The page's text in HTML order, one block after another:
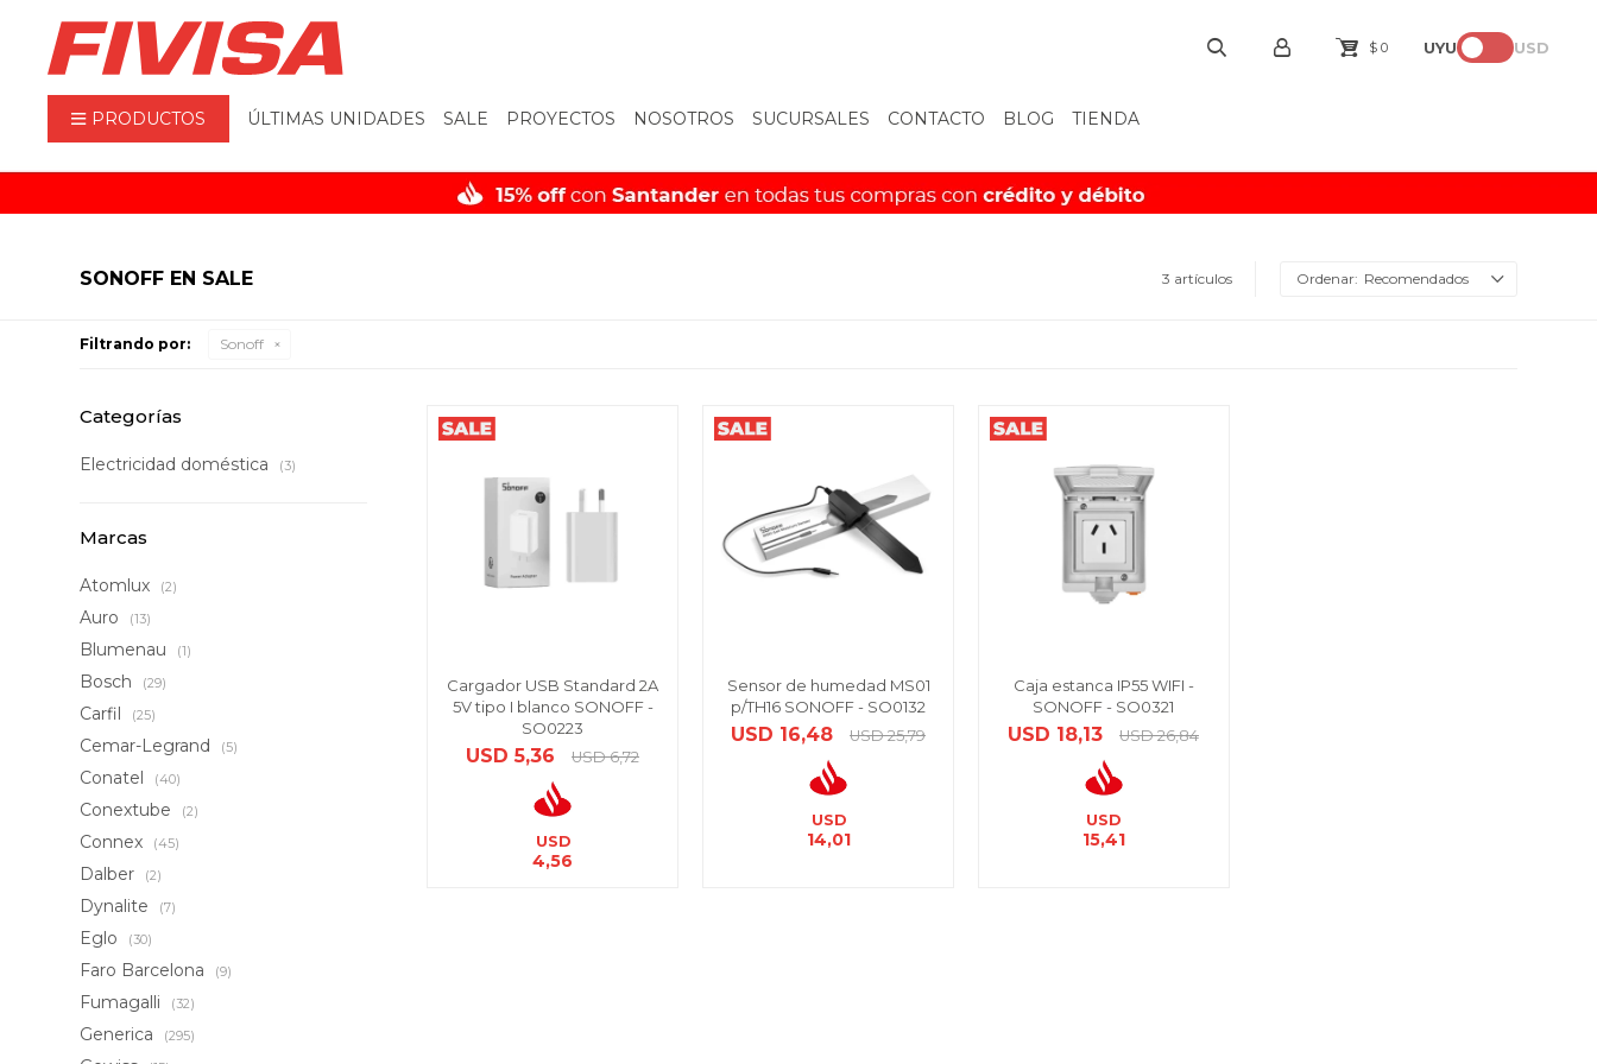
PRODUCTOS ÚLTIMAS UNIDADES SALE PROYECTOS NOSOTROS SUCURSALES CONTACTO BLOG TIENDA
$ 0 UYU USD
SONOFF EN SALE 3 artículos Recomendados
Filtrando por: Sonoff
Cargador USB Standard 2A
5V tipo I blanco SONOFF -
SO0223
USD 5,36 USD 6,72
USD
4,56
Sensor de humedad MS01
p/TH16 SONOFF - SO0132
USD 16,48 USD 25,79
USD
14,01
Caja estanca IP55 WIFI -
SONOFF - SO0321
USD 18,13 USD 26,84
USD
15,41
Categorías
Electricidad doméstica (3)
Marcas
Atomlux (2)
Auro (13)
Blumenau (1)
Bosch (29)
Carfil (25)
Cemar-Legrand (5)
Conatel (40)
Conextube (2)
Connex (45)
Dalber (2)
Dynalite (7)
Eglo (30)
Faro Barcelona (9)
Fumagalli (32)
Generica (295)